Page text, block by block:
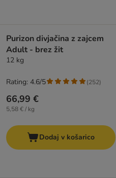
Purizon divjačina z zajcem
Adult - brez žit
12 kg
66,99 €
5,58 € / kg
Rating: 4.6/5 (252)
Dodaj v košarico